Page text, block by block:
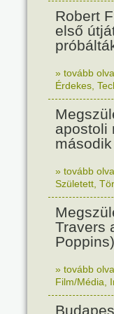
Robert
első
» tovább
Érdekes
apostoli
» tovább
Született
Travers
» tovább
Film/Média